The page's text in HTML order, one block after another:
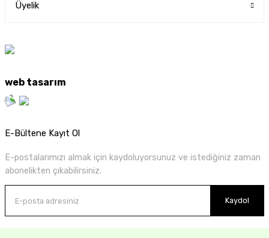
Üyelik
web tasarım
E-Bültene Kayıt Ol
E-postalarımızı almak için kaydoluyorsunuz ve istediğiniz zaman
abonelikten çıkabilirsiniz.
Kaydol